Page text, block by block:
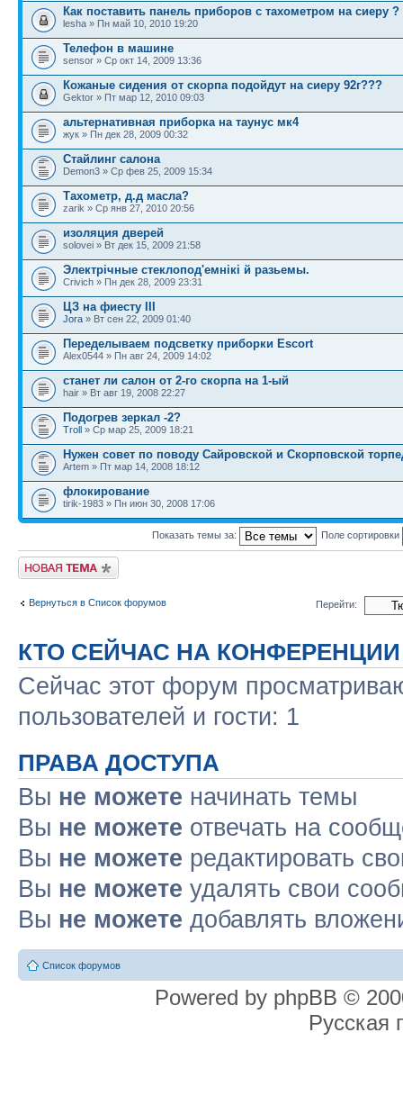
Как поставить панель приборов с тахометром на сиеру ?
lesha » Пн май 10, 2010 19:20
Телефон в машине
sensor » Ср окт 14, 2009 13:36
Кожаные сидения от скорпа подойдут на сиеру 92г???
Gektor » Пт мар 12, 2010 09:03
альтернативная приборка на таунус мк4
жук » Пн дек 28, 2009 00:32
Стайлинг салона
Demon3 » Ср фев 25, 2009 15:34
Тахометр, д.д масла?
zarik » Ср янв 27, 2010 20:56
изоляция дверей
solovei » Вт дек 15, 2009 21:58
Электрічные стеклопод'емнікі й разьемы.
Crivich » Пн дек 28, 2009 23:31
ЦЗ на фиесту III
Jora » Вт сен 22, 2009 01:40
Переделываем подсветку приборки Escort
Alex0544 » Пн авг 24, 2009 14:02
станет ли салон от 2-го скорпа на 1-ый
hair » Вт авг 19, 2008 22:27
Подогрев зеркал -2?
Troll » Ср мар 25, 2009 18:21
Нужен совет по поводу Сайровской и Скорповской
Artem » Пт мар 14, 2008 18:12
флокирование
tirik-1983 » Пн июн 30, 2008 17:06
Показать темы за: Поле сортировки
Новая тема
Вернуться в Список форумов Перейти:
КТО СЕЙЧАС НА КОНФЕРЕНЦИИ
Сейчас этот форум
пользователей и гости: 1
ПРАВА ДОСТУПА
Вы не можете начинать темы
Вы не можете отвечать на
Вы не можете редактировать
Вы не можете удалять свои
Вы не можете добавлять
Список форумов
Powered by phpBB ©
Русская